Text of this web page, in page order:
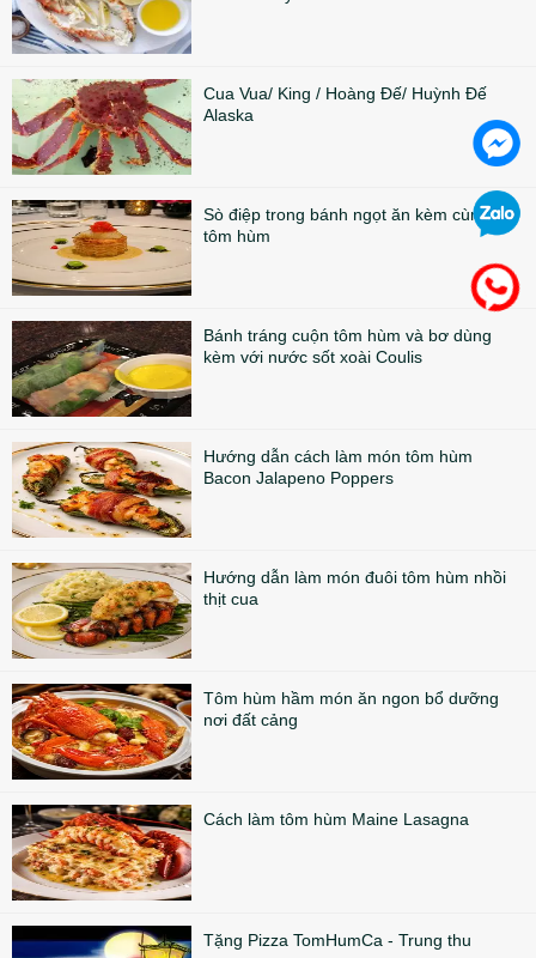
Cua Vua/ King / Hoàng Đế/ Huỳnh Đế
Alaska
Sò điệp trong bánh ngọt ăn kèm cùng sốt
tôm hùm
Bánh tráng cuộn tôm hùm và bơ dùng
kèm với nước sốt xoài Coulis
Hướng dẫn cách làm món tôm hùm
Bacon Jalapeno Poppers
Hướng dẫn làm món đuôi tôm hùm nhồi
thịt cua
Tôm hùm hầm món ăn ngon bổ dưỡng
nơi đất cảng
Cách làm tôm hùm Maine Lasagna
Tặng Pizza TomHumCa - Trung thu